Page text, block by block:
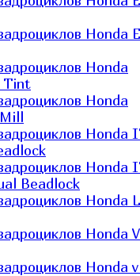
Honda
Honda
Tint
Honda
Honda
Honda
Beadlock
Honda
Honda
Honda